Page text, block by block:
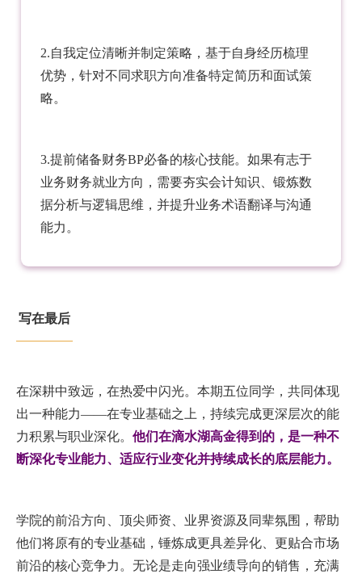
2.自我定位清晰并制定策略，基于自身经历梳理
优势，针对不同求职方向准备特定简历和面试策
略。
3.提前储备财务BP必备的核心技能。如果有志于
业务财务就业方向，需要夯实会计知识、锻炼数
据分析与逻辑思维，并提升业务术语翻译与沟通
能力。
写在最后
在深耕中致远，在热爱中闪光。本期五位同学，共同体现
出一种能力——在专业基础之上，持续完成更深层次的能
力积累与职业深化。 他们在滴水湖高金得到的，是一种不
断深化专业能力、适应行业变化并持续成长的底层能力。
学院的前沿方向、顶尖师资、业界资源及同辈氛围，帮助
他们将原有的专业基础，锤炼成更具差异化、更贴合市场
前沿的核心竞争力。无论是走向强业绩导向的销售，充满